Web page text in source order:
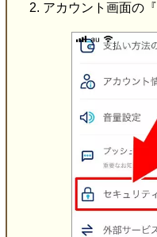
アカウント画面の